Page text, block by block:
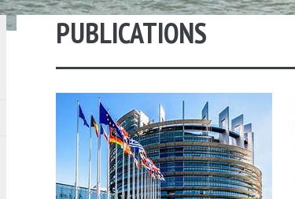
PROJETS ANTÉRIEURS
PUBLICATIONS